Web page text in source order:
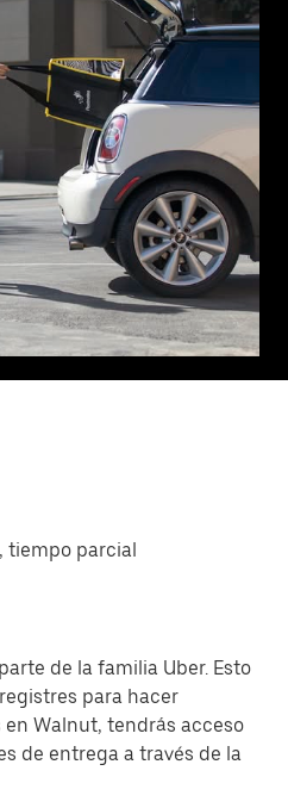
tiempo parcial
de la familia Uber. Esto
para hacer
Walnut, tendrás acceso
de entrega a través de la